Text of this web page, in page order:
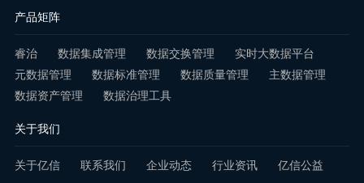
产品矩阵
睿治 数据集成管理 数据交换管理
实时大数据平台
元数据管理
数据标准管理 数据质量管理
主数据管理
数据资产管理
数据治理工具
关于我们
关于亿信 联系我们 企业动态 行业资讯 亿信公益